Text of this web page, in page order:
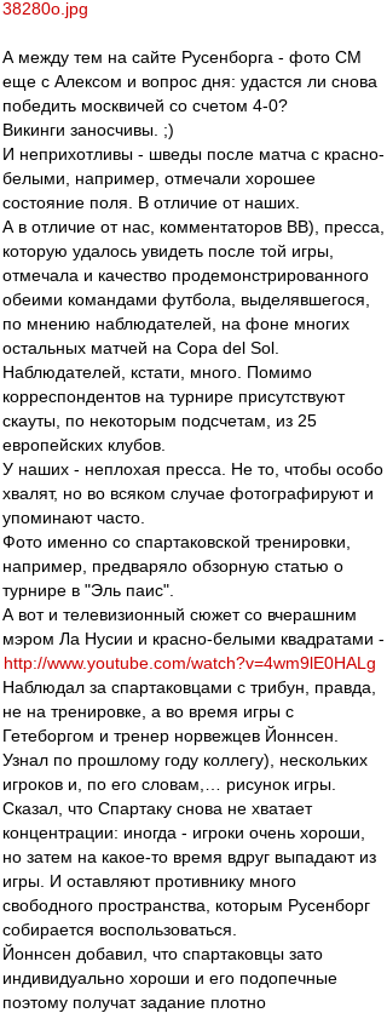
38280o.jpg
А между тем на сайте Русенборга - фото СМ
еще с Алексом и вопрос дня: удастся ли снова
победить москвичей со счетом 4-0?
Викинги заносчивы. ;)
И неприхотливы - шведы после матча с красно-
белыми, например, отмечали хорошее
состояние поля. В отличие от наших.
А в отличие от нас, комментаторов ВВ), пресса,
которую удалось увидеть после той игры,
отмечала и качество продемонстрированного
обеими командами футбола, выделявшегося,
по мнению наблюдателей, на фоне многих
остальных матчей на Copa del Sol.
Наблюдателей, кстати, много. Помимо
корреспондентов на турнире присутствуют
скауты, по некоторым подсчетам, из 25
европейских клубов.
У наших - неплохая пресса. Не то, чтобы особо
хвалят, но во всяком случае фотографируют и
упоминают часто.
Фото именно со спартаковской тренировки,
например, предваряло обзорную статью о
турнире в "Эль паис".
А вот и телевизионный сюжет со вчерашним
мэром Ла Нусии и красно-белыми квадратами -
http://www.youtube.com/watch?v=4wm9lE0HALg
Наблюдал за спартаковцами с трибун, правда,
не на тренировке, а во время игры с
Гетеборгом и тренер норвежцев Йоннсен.
Узнал по прошлому году коллегу), нескольких
игроков и, по его словам,… рисунок игры.
Сказал, что Спартаку снова не хватает
концентрации: иногда - игроки очень хороши,
но затем на какое-то время вдруг выпадают из
игры. И оставляют противнику много
свободного пространства, которым Русенборг
собирается воспользоваться.
Йоннсен добавил, что спартаковцы зато
индивидуально хороши и его подопечные
поэтому получат задание плотно